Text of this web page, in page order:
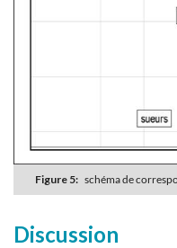
Figure 5: schéma de
Discussion